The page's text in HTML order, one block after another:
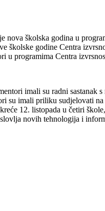
nova školska godina u
školske godine Centra
u programima Centra
imali su radni sastanak
su imali priliku sudjelovati
12. listopada u četiri
novih tehnologija i